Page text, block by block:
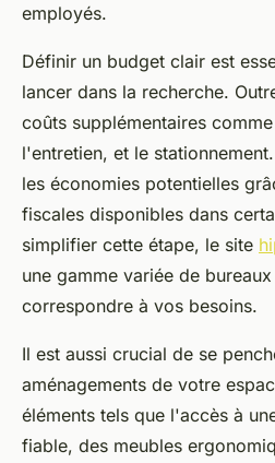
employés.
Définir un budget clair est
lancer dans la recherche.
coûts supplémentaires
l'entretien, et le
les économies potentielles
fiscales disponibles dans
simplifier cette étape, le site
une gamme variée de
correspondre à vos besoins.
Il est aussi crucial de se
aménagements de votre
éléments tels que l'accès à
fiable, des meubles